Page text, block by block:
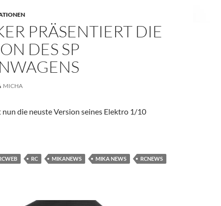
PRÄSENTIERT DIE
DES SP
MICHA
die neuste Version seines Elektro 1/10
die 2.Version des SP Tourenwagens
RC MIKANEWS MIKA NEWS
RCNEWS